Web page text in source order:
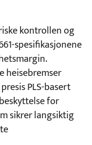
kontrollen og
spesifikasjonene
heisebremser
PLS-basert
for
sikrer langsiktig